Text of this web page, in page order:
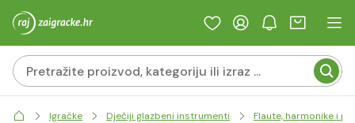
Igračke Dječiji glazbeni instrumenti Flaute, harmonike i